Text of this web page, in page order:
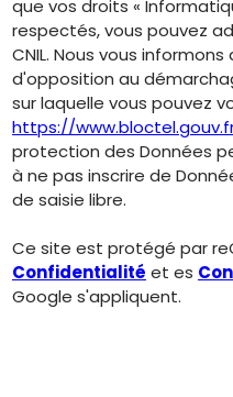
que vos droits «
respectés, vous pouvez
CNIL. Nous vous
d'opposition au
sur laquelle vous pouvez
https://
protection des Données
à ne pas inscrire de
de saisie libre.
Ce site est protégé par
Confidentialité et es
Google s'appliquent.